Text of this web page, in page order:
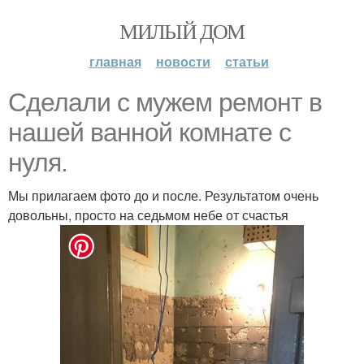
МИЛЫЙ ДОМ
главная новости статьи
Сделали с мужем ремонт в
нашей ванной комнате с
нуля.
Мы прилагаем фото до и после. Результатом очень
довольны, просто на седьмом небе от счастья